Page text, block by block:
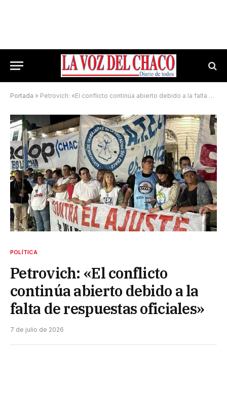
Portada » Petrovich: «El conflicto continúa abierto debido a la falta de respuestas oficiales»
POLÍTICA
Petrovich: «El conflicto
continúa abierto debido a la
falta de respuestas oficiales»
7 de julio de 2026